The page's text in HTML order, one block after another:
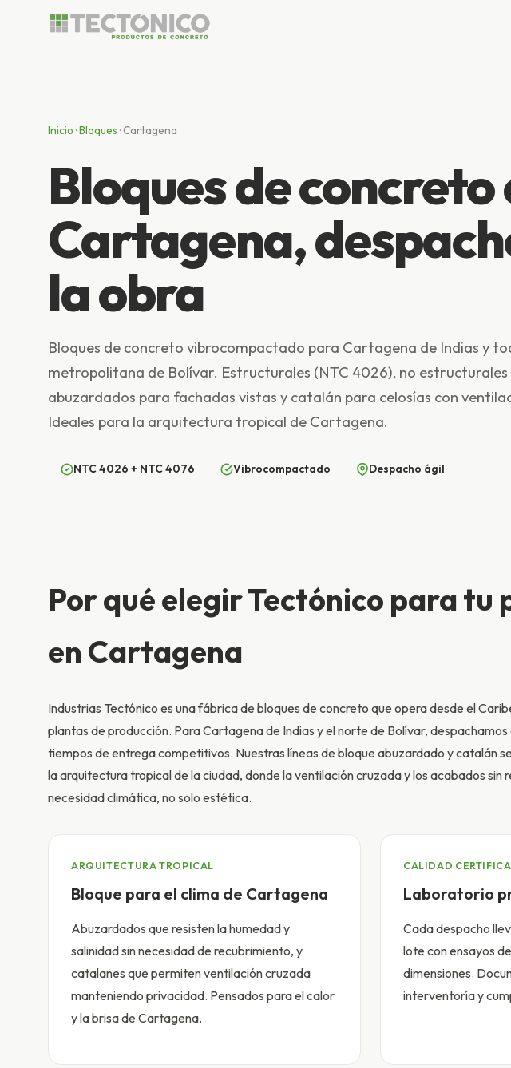
Inicio ·Bloques · Cartagena
Bloques de concreto
Cartagena,
la obra
Bloques de concreto vibrocompactado para Cartagena de Indias y
metropolitana de Bolívar. Estructurales (NTC 4026), no estructurales
abuzardados para fachadas vistas y catalán para celosías con
Ideales para la arquitectura tropical de Cartagena.
NTC 4026 + NTC 4076 Vibrocompactado Despacho ágil
Por qué elegir Tectónico para tu
en Cartagena
Industrias Tectónico es una fábrica de bloques de concreto que opera desde el
plantas de producción. Para Cartagena de Indias y el norte de Bolívar,
tiempos de entrega competitivos. Nuestras líneas de bloque abuzardado y catalán
la arquitectura tropical de la ciudad, donde la ventilación cruzada y los acabados sin
necesidad climática, no solo estética.
ARQUITECTURA TROPICAL
Bloque para el clima de Cartagena
Abuzardados que resisten la humedad y
salinidad sin necesidad de recubrimiento, y
catalanes que permiten ventilación cruzada
manteniendo privacidad. Pensados para el calor
y la brisa de Cartagena.
CALIDAD
Laboratorio
Cada despacho
lote con ensayos
dimensiones.
interventoría y